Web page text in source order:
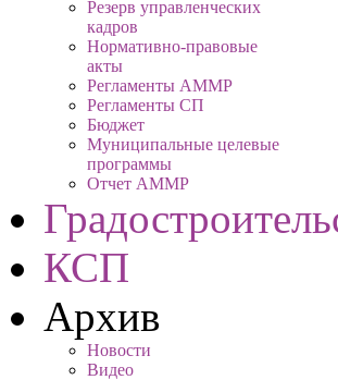
Резерв управленческих
кадров
Нормативно-правовые
акты
Регламенты АММР
Регламенты СП
Бюджет
Муниципальные целевые
программы
Отчет АММР
КСП
Архив
Новости
Видео